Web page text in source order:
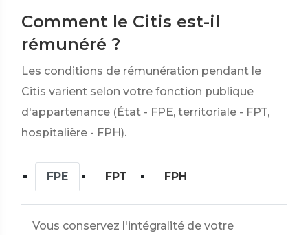
Comment le Citis est-il
rémunéré ?
Les conditions de rémunération pendant le
Citis varient selon votre fonction publique
d'appartenance (État - FPE, territoriale - FPT,
hospitalière - FPH).
FPE FPT FPH
Vous conservez l'intégralité de votre